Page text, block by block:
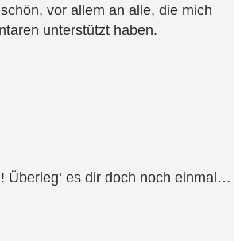
vor allem an alle, die mich
unterstützt haben.
Überleg‘ es dir doch noch einmal…